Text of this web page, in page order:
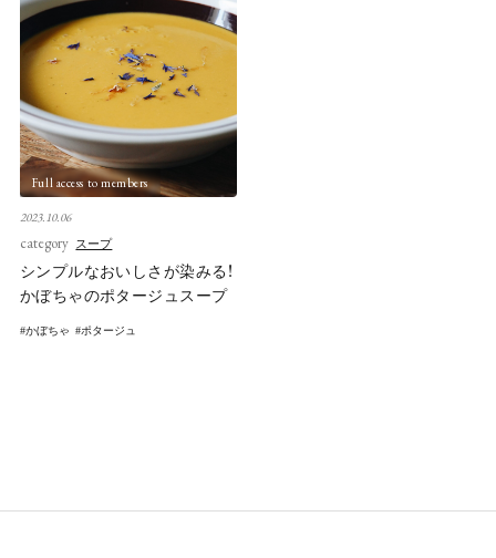
Full access to members
2023.10.06
category スープ
シンプルなおいしさが染みる！
かぼちゃのポタージュスープ
かぼちゃ ポタージュ